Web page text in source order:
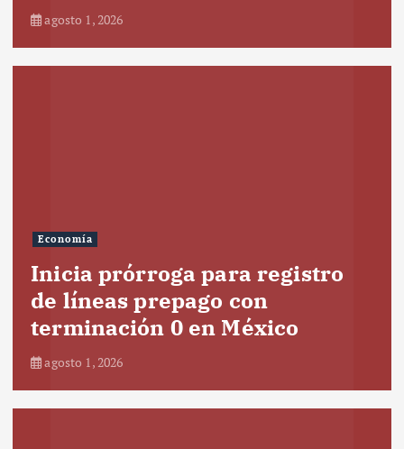
agosto 1, 2026
Economía
Inicia prórroga para registro
de líneas prepago con
terminación 0 en México
agosto 1, 2026